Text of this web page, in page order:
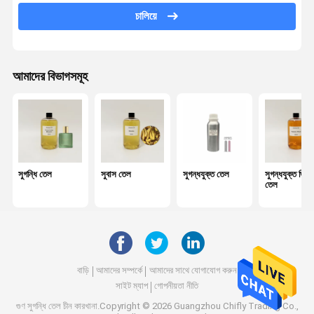
অতিস্বনক ডিফিউজার তেল
সুগন্ধি তেল
চালিয়ে
আমাদের বিভাগসমূহ
সুগন্ধি তেল সুবাস তেল সুগন্ধযুক্ত তেল
সুগন্ধযুক্ত
তেল
বাড়ি আমাদের সম্পর্কে
আমাদের সাথে যোগাযোগ করুন
সাইট ম্যাপ
গোপনীয়তা নীতি
গুণ সুগন্ধি তেল চীন কারখানা.Copyright © 2026 Guangzhou Chifly Trading Co.,